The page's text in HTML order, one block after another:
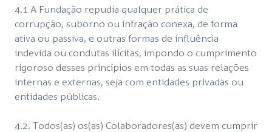
4.1 A Fundação repudia qualquer prática de
corrupção, suborno ou infração conexa, de forma
ativa ou passiva, e outras formas de influência
indevida ou condutas ilícitas, impondo o cumprimento
rigoroso desses princípios em todas as suas relações
internas e externas, seja com entidades privadas ou
entidades públicas.
4.2. Todos(as) os(as) Colaboradores(as) devem cumprir